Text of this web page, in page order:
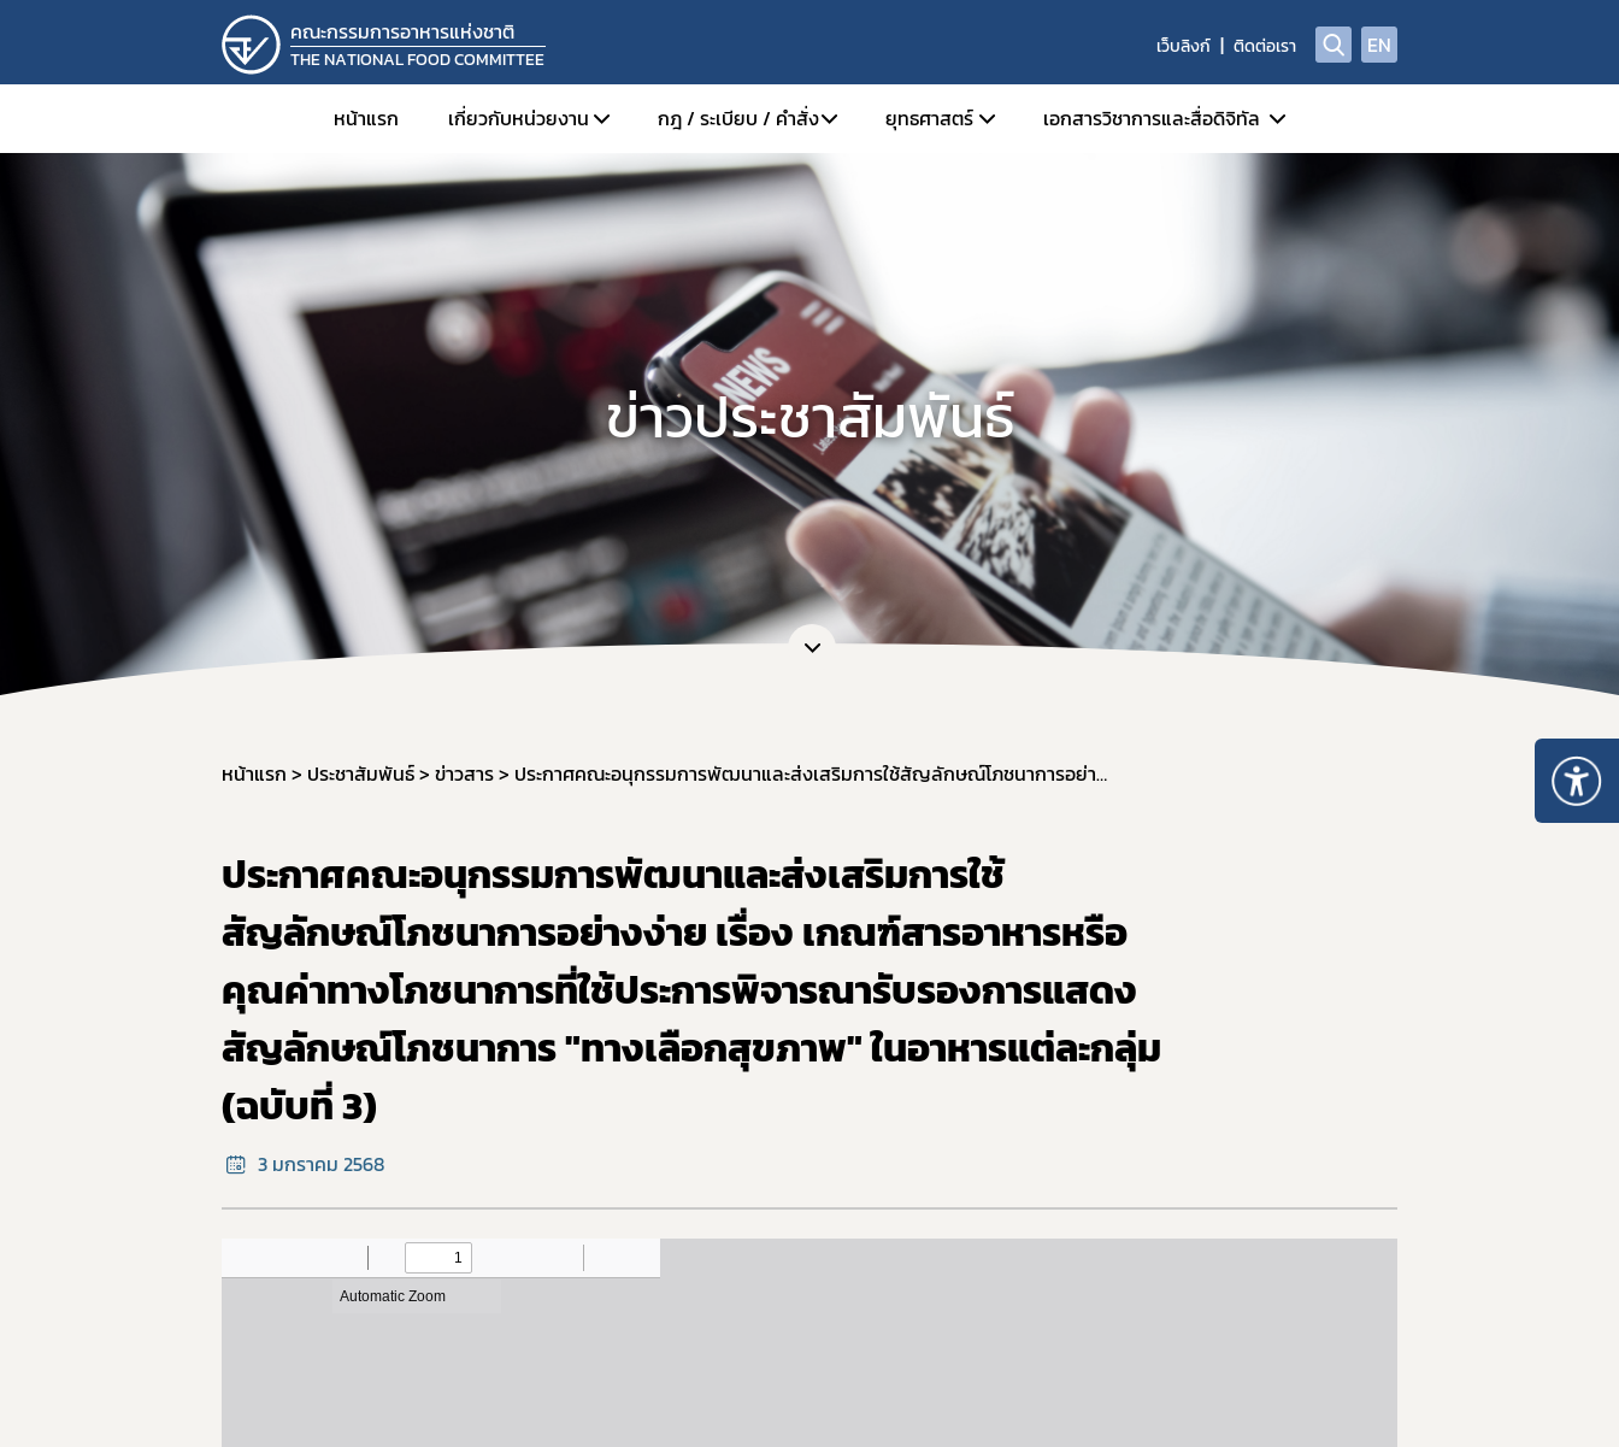
คณะกรรมการอาหารแห่งชาติ
THE NATIONAL FOOD COMMITTEE
เว็บลิงก์ ติดต่อเรา EN
หน้าแรก เกี่ยวกับหน่วยงาน
ความเป็นมา
โครงสร้าง
อำนาจหน้าที่
กฎ / ระเบียบ / คำสั่ง
พระราชบัญญัติคณะกรรมการอาหารแห่งชาติ พ.ศ.2551
คำสั่งคณะกรรมการอาหารแห่งชาติ ที่ 1/2565
คำสั่งคณะกรรมการอาหารแห่งชาติ ที่ 1/2567
ยุทธศาสตร์ เอกสารวิชาการและสื่อดิจิทัล
ข่าวประชาสัมพันธ์
หน้าแรก ประชาสัมพันธ์ ข่าวสาร ประกาศคณะอนุกรรมการพัฒนาและส่งเสริมการใช้สัญลักษณ์โภชนาการอย่างง่าย เรื่อง เกณฑ์สารอาหารหรือคุณค่าทางโภชนาการที่ใช้ประการพิจารณารับรองการแสดงสัญลักษณ์โภชนาการ "ทางเลือกสุขภาพ" ในอาหารแต่ละกลุ่ม (ฉบับที่ 3)
ประกาศคณะอนุกรรมการพัฒนาและส่งเสริมการใช้
สัญลักษณ์โภชนาการอย่างง่าย เรื่อง เกณฑ์สารอาหารหรือ
คุณค่าทางโภชนาการที่ใช้ประการพิจารณารับรองการแสดง
สัญลักษณ์โภชนาการ "ทางเลือกสุขภาพ" ในอาหารแต่ละกลุ่ม
(ฉบับที่ 3)
3 มกราคม 2568